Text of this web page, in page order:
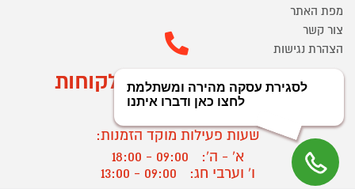
מפת האתר
צור קשר
הצהרת נגישות
מוקד הזמנות ושירות לקוחות
03-9545370
שעות פעילות מוקד הזמנות:
א' - ה':
09:00 - 18:00
ו' וערבי חג:
09:00 - 13:00